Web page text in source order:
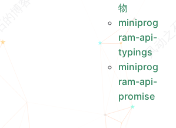
物
miniprog
ram-api-
typings
miniprog
ram-api-
promise